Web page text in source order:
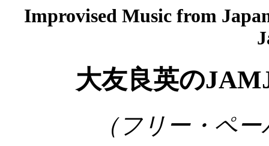
Improvised Music from
大友良英の
（フリー・ペ